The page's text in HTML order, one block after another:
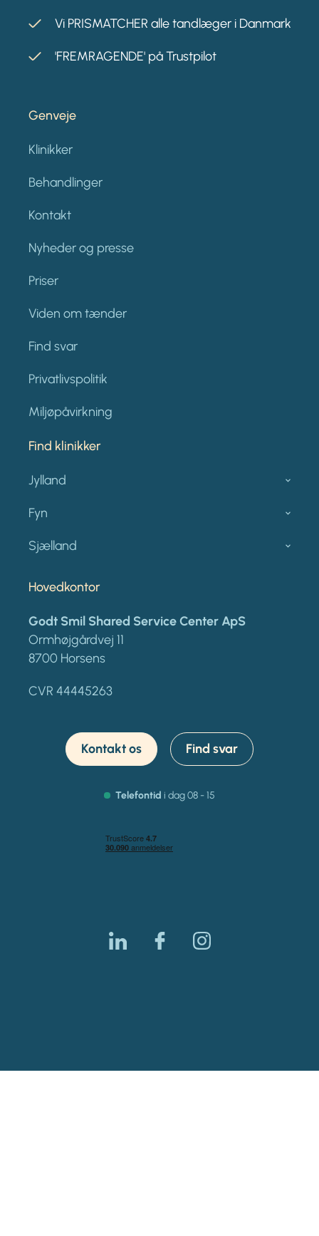
Vi PRISMATCHER alle tandlæger i Danmark
'FREMRAGENDE' på Trustpilot
Genveje
Klinikker
Behandlinger
Kontakt
Nyheder og presse
Priser
Viden om tænder
Find svar
Privatlivspolitik
Miljøpåvirkning
Find klinikker
Jylland
Fyn
Sjælland
Hovedkontor
Godt Smil Shared Service Center ApS
Ormhøjgårdvej 11
8700 Horsens
CVR 44445263
Kontakt os Find svar
Telefontid i dag 08 - 15